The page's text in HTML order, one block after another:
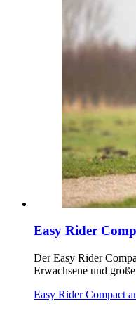
Easy Rider
Der Easy Rider
Erwachsene und
Easy Rider Compact